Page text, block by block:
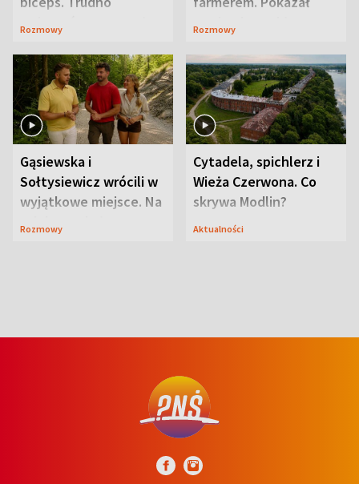
uwierzyć, co przeszła
Rozmowy
swoje niezwykłe
Rozmowy
Gąsiewska i
Sołtysiewicz wrócili w
wyjątkowe miejsce. Na
szlaku czekał
Rozmowy
Cytadela, spichlerz i
Wieża Czerwona. Co
skrywa Modlin?
Aktualności